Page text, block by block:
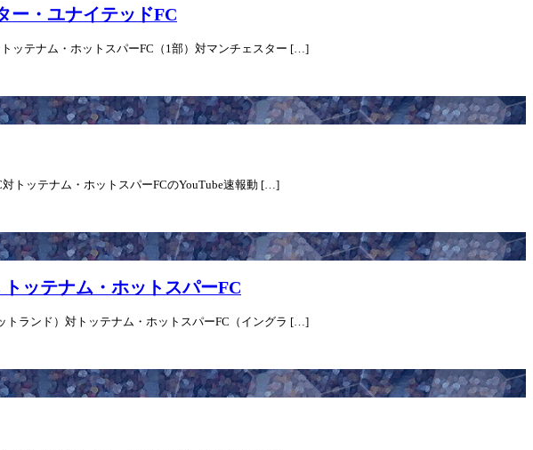
ー・ユナイテッドFC
ッテナム・ホットスパーFC（1部）対マンチェスター […]
トッテナム・ホットスパーFCのYouTube速報動 […]
ッテナム・ホットスパーFC
トランド）対トッテナム・ホットスパーFC（イングラ […]